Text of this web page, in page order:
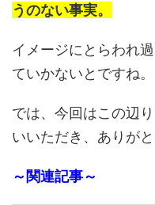
うのない事実。
イメージにとらわれ
ていかないとですね。
では、今回はこの辺
いいただき、ありがと
～関連記事～